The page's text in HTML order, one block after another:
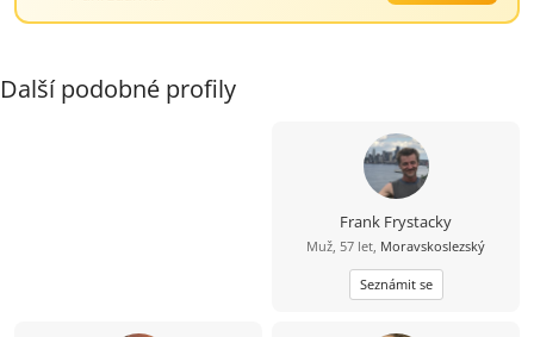
Další podobné profily
Frank Frystacky
Muž, 57 let, Moravskoslezský
Seznámit se